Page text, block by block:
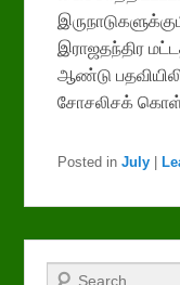
இராஜதந்திர
ஆண்டு
சோசலிசக்
Posted in July
Search